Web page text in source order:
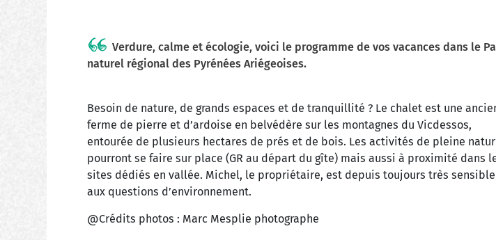
Verdure, calme et écologie, voici le programme de vos vacances dans le
naturel régional des Pyrénées Ariégeoises.
Besoin de nature, de grands espaces et de tranquillité ? Le chalet est une
ferme de pierre et d’ardoise en belvédère sur les montagnes du Vicdessos,
entourée de plusieurs hectares de prés et de bois. Les activités de pleine
pourront se faire sur place (GR au départ du gîte) mais aussi à proximité dans
sites dédiés en vallée. Michel, le propriétaire, est depuis toujours très sensible
aux questions d’environnement.
@Crédits photos : Marc Mesplie photographe